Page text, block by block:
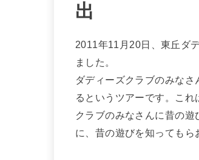
出
2011年11月20日、東丘ダ
ました。
ダディーズクラブのみな
るというツアーです。こ
クラブのみなさんに昔の
に、昔の遊びを知ってもら